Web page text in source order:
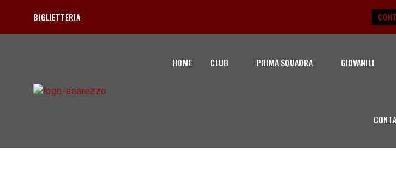
BIGLIETTERIA
HOME CLUB PRIMA SQUADRA GIOVANILI